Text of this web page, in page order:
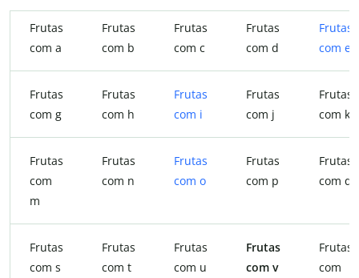
Frutas
com a
Frutas
com b
Frutas
com c
Frutas
com d
Frutas
com e
Frutas
com g
Frutas
com h
Frutas
com i
Frutas
com j
Frutas
com k
Frutas
com
m
Frutas
com n
Frutas
com o
Frutas
com p
Frutas
com q
Frutas
com s
Frutas
com t
Frutas
com u
Frutas
com v
Frutas
com